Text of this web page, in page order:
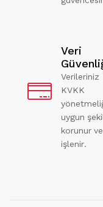
Veri
Verileriniz
KVKK
uygun
korunur ve
işlenir.